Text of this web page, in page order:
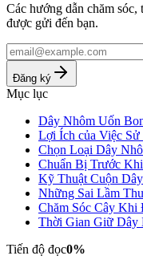
Các hướng dẫn chăm sóc,
được gửi đến bạn.
Đăng ký
Mục lục
Dây Nhôm Uốn
Lợi Ích của Việc
Chọn Loại Dây
Chuẩn Bị Trước
Kỹ Thuật Cuộn
Những Sai Lầm
Chăm Sóc Cây
Thời Gian Giữ Dây
Tiến độ đọc0%